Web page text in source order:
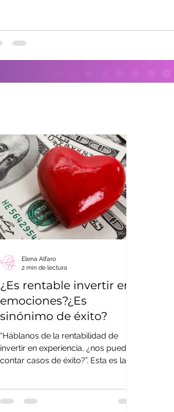
¿Es rentable invertir en
emociones?¿Es
sinónimo de éxito?
“Háblanos de la rentabilidad de
invertir en experiencia, ¿nos puedes
contar casos de éxito?”. Esta es la
Elena Alfaro
2 min de lectura